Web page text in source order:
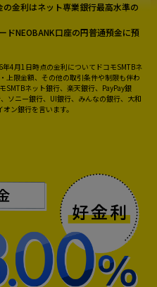
の金利はネット専業銀行最高水準の
ドNEOBANK口座の円普通預金に預
4月1日時点の金利についてドコモSMTBネ
上限金額、その他の取引条件や制限も伴わ
SMTBネット銀行、楽天銀行、PayPay銀
ソニー銀行、UI銀行、みんなの銀行、大和
ン銀行を言います。